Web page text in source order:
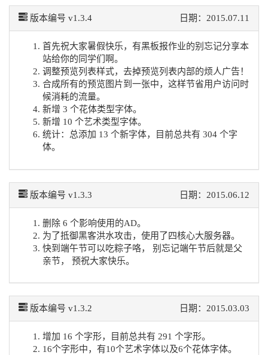
日期：2015.07.11
版本编号 v1.3.4
首先祝大家暑假快乐，有黑板报作业的别忘记分享本
站给你的同学们啊。
调整预览列表样式，去掉预览列表内部的烦人广告！
合成所有的预览图片到一张中，这样节省用户访问时
候消耗的流量。
新增 3 个花体类型字体。
新增 10 个艺术类型字体。
统计：总添加 13 个新字体，目前总共有 304 个字
体。
日期：2015.06.12
版本编号 v1.3.3
删除 6 个影响使用的AD。
为了抵御黑客洪水攻击，使用了四核心大服务器。
快到端午节可以吃粽子咯， 别忘记端午节后就是父
亲节， 预祝大家快乐。
日期：2015.03.03
版本编号 v1.3.2
增加 16 个字形，目前总共有 291 个字形。
16个字形中，有10个艺术字体以及6个花体字体。